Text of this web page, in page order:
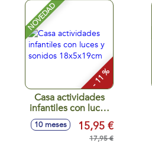
NOVEDAD
- 11 %
Casa actividades
infantiles con luces
y sonidos
18x5x19cm
10 meses 15,95 €
17,95 €